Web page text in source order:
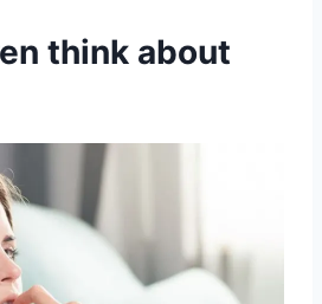
think about